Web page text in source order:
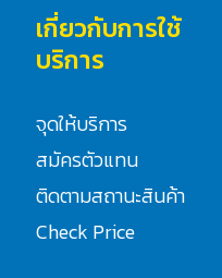
เกี่ยวกับการใช้
บริการ
จุดให้บริการ
สมัครตัวแทน
ติดตามสถานะสินค้า
Check Price